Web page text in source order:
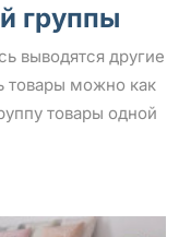
группы
выводятся другие
товары можно как
товары одной